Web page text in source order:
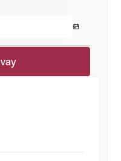
Tính khoản vay